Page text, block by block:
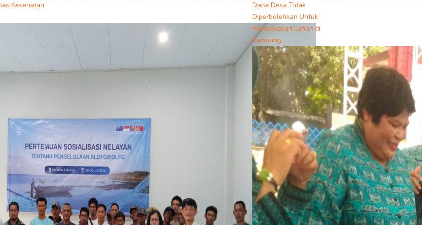
Kesehatan
Dana Desa Tidak
Diperbolehkan Untuk
Pembebasan Lahan di
Kampung